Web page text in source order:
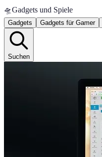
🛸Gadgets und Spiele
Gadgets Gadgets für Gamer
Suchen